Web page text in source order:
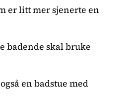
er litt mer sjenerte en
badende skal bruke
en badstue med